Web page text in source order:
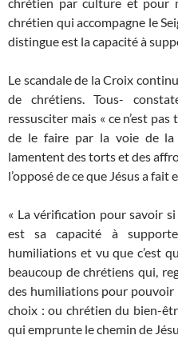
chrétien qui accompagne le
distingue est la capacité à
Le scandale de la Croix
de chrétiens. Tous-
ressusciter mais « ce n’est
de le faire par la voie de la
lamentent des torts et des
l’opposé de ce que Jésus a fait
« La vérification pour savoir
est sa capacité à
humiliations et vu que c’est
beaucoup de chrétiens qui,
des humiliations pour pouvoir
choix : ou chrétien du bien-
qui emprunte le chemin de